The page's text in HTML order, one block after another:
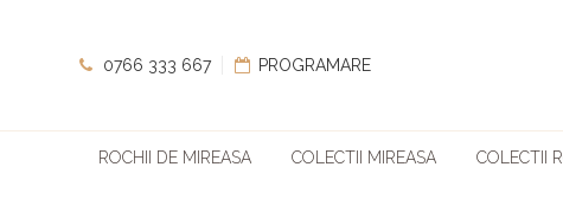
0766 333 667 PROGRAMARE
ROCHII DE MIREASA COLECTII MIREASA COLECTII